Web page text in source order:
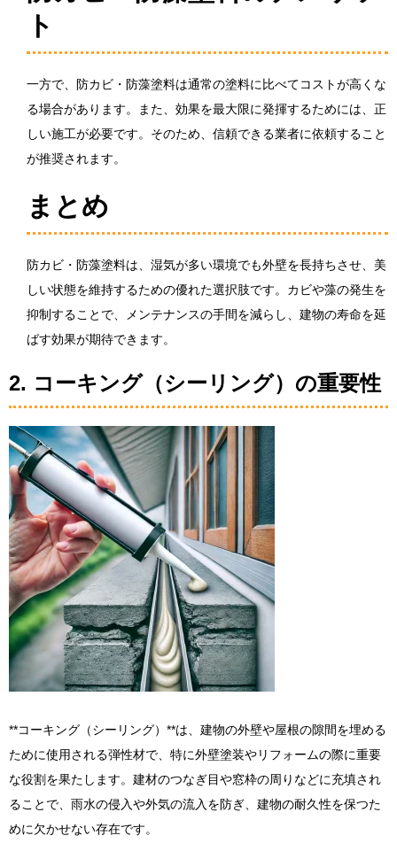
ト
一方で、防カビ・防藻塗料は通常の塗料に比べてコストが高くな
る場合があります。また、効果を最大限に発揮するためには、正
しい施工が必要です。そのため、信頼できる業者に依頼すること
が推奨されます。
まとめ
防カビ・防藻塗料は、湿気が多い環境でも外壁を長持ちさせ、美
しい状態を維持するための優れた選択肢です。カビや藻の発生を
抑制することで、メンテナンスの手間を減らし、建物の寿命を延
ばす効果が期待できます。
2. コーキング（シーリング）の重要性
**コーキング（シーリング）**は、建物の外壁や屋根の隙間を埋める
ために使用される弾性材で、特に外壁塗装やリフォームの際に重要
な役割を果たします。建材のつなぎ目や窓枠の周りなどに充填され
ることで、雨水の侵入や外気の流入を防ぎ、建物の耐久性を保つた
めに欠かせない存在です。